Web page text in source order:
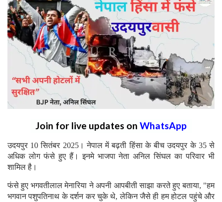
Join for live updates on WhatsApp
उदयपुर 10 सितंबर 2025। नेपाल में बढ़ती हिंसा के बीच उदयपुर के 35 से
अधिक लोग फंसे हुए हैं। इनमे भाजपा नेता अनिल सिंघल का परिवार भी
शामिल है।
फंसे हुए भगवतीलाल मेनारिया ने अपनी आपबीती साझा करते हुए बताया, "हम
भगवान पशुपतिनाथ के दर्शन कर चुके थे, लेकिन जैसे ही हम होटल पहुंचे और